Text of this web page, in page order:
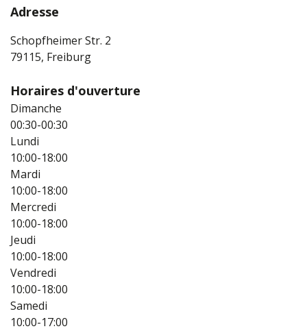
Adresse
Schopfheimer Str. 2
79115, Freiburg
Horaires d'ouverture
Dimanche
00:30-00:30
Lundi
10:00-18:00
Mardi
10:00-18:00
Mercredi
10:00-18:00
Jeudi
10:00-18:00
Vendredi
10:00-18:00
Samedi
10:00-17:00